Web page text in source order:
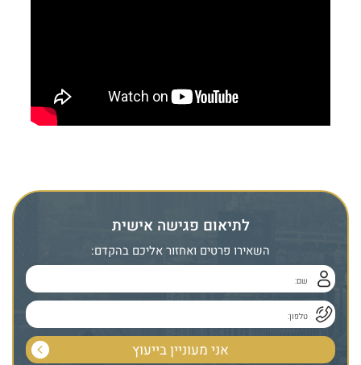
לתיאום פגישה אישית
השאירו פרטים ואחזור אליכם בהקדם: